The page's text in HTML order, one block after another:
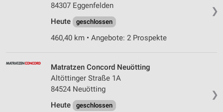
❯
84307 Eggenfelden
Heute
geschlossen
460,40 km • Angebote: 2 Prospekte
❯
Matratzen Concord Neuötting
Altöttinger Straße 1A
84524 Neuötting
Heute
geschlossen